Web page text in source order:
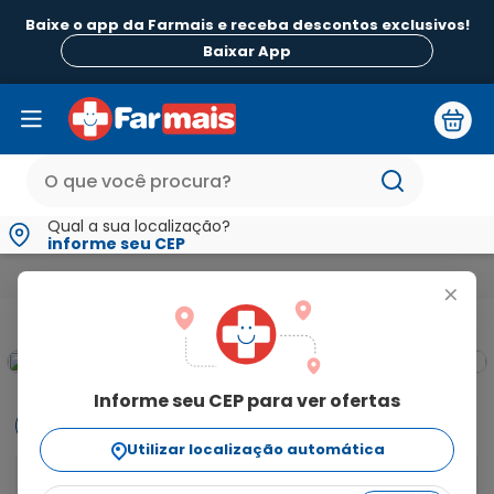
Baixe o app da Farmais e receba descontos exclusivos!
Baixar App
Qual a sua localização?
informe seu CEP
+
Informe seu CEP para ver ofertas
Utilizar localização automática
Informações
Para que serve o Tylenol Múltiplas Dores? Este